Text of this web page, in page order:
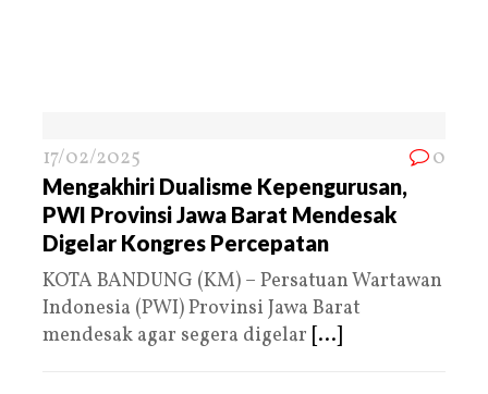
17/02/2025 0
Mengakhiri Dualisme Kepengurusan,
PWI Provinsi Jawa Barat Mendesak
Digelar Kongres Percepatan
KOTA BANDUNG (KM) – Persatuan Wartawan
Indonesia (PWI) Provinsi Jawa Barat
mendesak agar segera digelar [...]